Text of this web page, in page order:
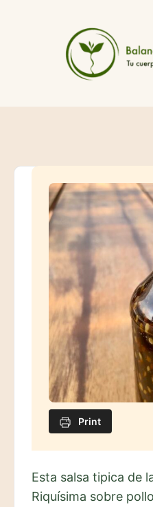
Print
Esta salsa tipica de
Riquísima sobre